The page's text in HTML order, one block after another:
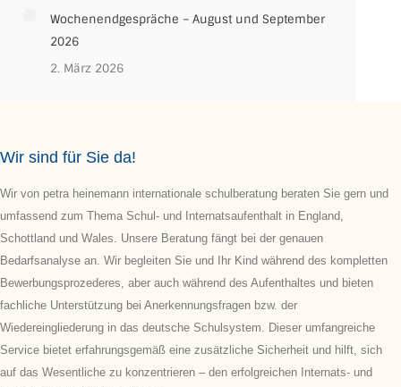
Wochenendgespräche – August und September
2026
2. März 2026
Wir sind für Sie da!
Wir von petra heinemann internationale schulberatung beraten Sie gern und
umfassend zum Thema Schul- und Internatsaufenthalt in England,
Schottland und Wales. Unsere Beratung fängt bei der genauen
Bedarfsanalyse an. Wir begleiten Sie und Ihr Kind während des kompletten
Bewerbungsprozederes, aber auch während des Aufenthaltes und bieten
fachliche Unterstützung bei Anerkennungsfragen bzw. der
Wiedereingliederung in das deutsche Schulsystem. Dieser umfangreiche
Service bietet erfahrungsgemäß eine zusätzliche Sicherheit und hilft, sich
auf das Wesentliche zu konzentrieren – den erfolgreichen Internats- und